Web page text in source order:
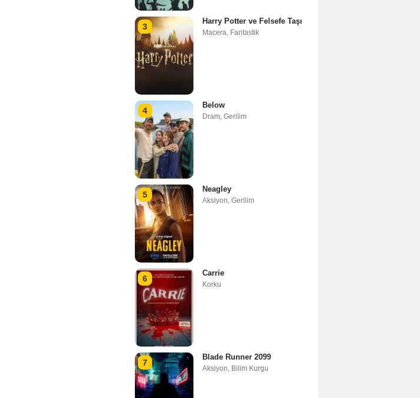
3
Harry Potter ve Felsefe Taşı
Macera Fantastik
4
Below
Dram Gerilim
5
Neagley
Aksiyon Gerilim
6
Carrie
Korku
7
Blade Runner 2099
Aksiyon Bilim Kurgu